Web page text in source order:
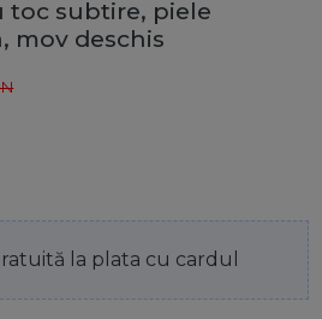
toc subtire, piele
mov deschis
la plata cu cardul